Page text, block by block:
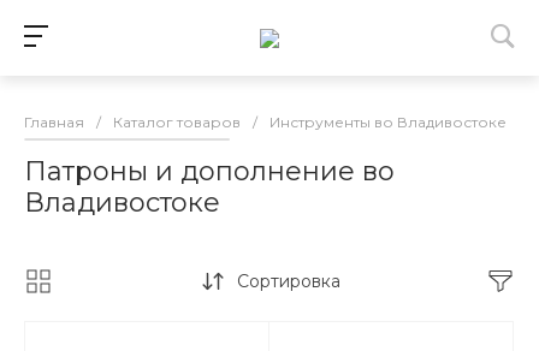
Главная / Каталог товаров / Инструменты во Владивостоке
Патроны и дополнение во
Владивостоке
Сортировка